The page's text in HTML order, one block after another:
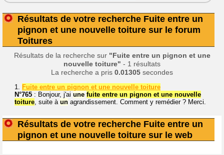
Résultats de votre recherche Fuite entre un
pignon et une nouvelle toiture sur le forum
Toitures
Résultats de la recherche sur "Fuite entre un pignon et une
nouvelle toiture" - 1 résultats
La recherche a pris 0.01305 secondes
1. Fuite entre un pignon et une nouvelle toiture
N°765 : Bonjour, j'ai une fuite entre un pignon et une nouvelle
toiture , suite à un agrandissement. Comment y remédier ? Merci.
Résultats de votre recherche Fuite entre un
pignon et une nouvelle toiture sur le web